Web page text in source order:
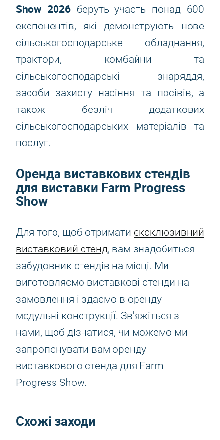
Show 2026беруть участь понад 600
експонентів, які демонструють нове
сільськогосподарське обладнання,
трактори, комбайни та
сільськогосподарські знаряддя,
засоби захисту насіння та посівів, а
також безліч додаткових
сільськогосподарських матеріалів та
послуг.
Оренда виставкових стендів
для виставки Farm Progress
Show
Для того, щоб отримати ексклюзивний
виставковий стенд, вам знадобиться
забудовник стендів на місці. Ми
виготовляємо виставкові стенди на
замовлення і здаємо в оренду
модульні конструкції. Зв'яжіться з
нами, щоб дізнатися, чи можемо ми
запропонувати вам оренду
виставкового стенда для Farm
Progress Show.
Схожі заходи